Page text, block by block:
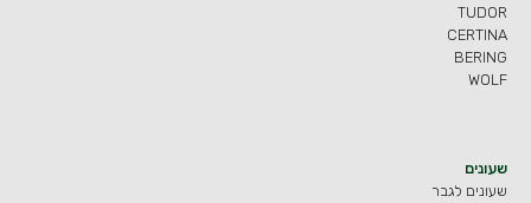
TUDOR
CERTINA
BERING
WOLF
שעונים
שעונים לגבר